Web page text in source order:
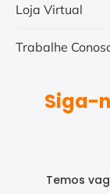
Loja Virtual
Trabalhe
Siga-
Temos